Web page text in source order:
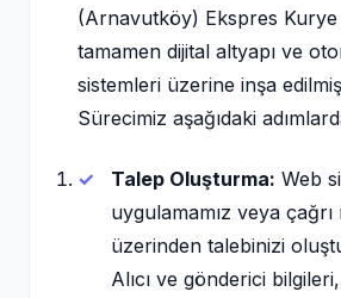
(Arnavutköy) Ekspres Kurye
tamamen dijital altyapı ve
sistemleri üzerine inşa
Sürecimiz aşağıdaki
Talep Oluşturma: Web
uygulamamız veya
üzerinden talebinizi
Alıcı ve gönderici